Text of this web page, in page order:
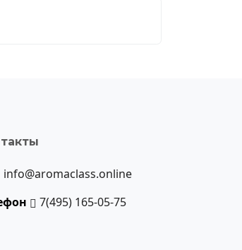
info@aromaclass.online
7(495) 165-05-75